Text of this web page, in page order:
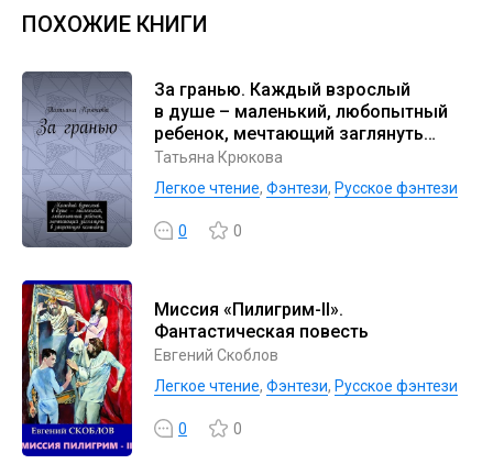
ПОХОЖИЕ КНИГИ
За гранью. Каждый взрослый
в душе – маленький, любопытный
ребенок, мечтающий заглянуть
в запретную комнату
Татьяна Крюкова
Легкое чтение, Фэнтези, Русское фэнтези
0 0
Миссия «Пилигрим-II».
Фантастическая повесть
Евгений Скоблов
Легкое чтение, Фэнтези, Русское фэнтези
0 0